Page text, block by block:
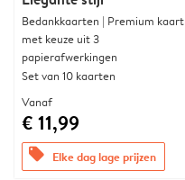
Bedankkaarten | Premium kaart
met keuze uit 3
papierafwerkingen
Set van 10 kaarten
Vanaf
€ 11,99
offers Elke dag lage prijzen